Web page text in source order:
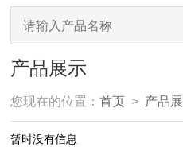
产品展示
您现在的位置：首页 > 产品
暂时没有信息